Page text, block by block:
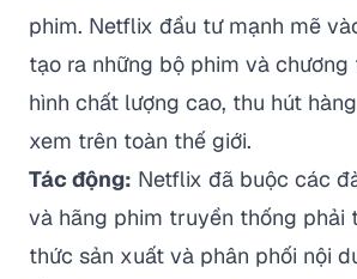
phim. Netflix đầu tư mạnh mẽ
tạo ra những bộ phim và
hình chất lượng cao, thu hút
xem trên toàn thế giới.
Tác động: Netflix đã buộc các
và hãng phim truyền thống phải
thức sản xuất và phân phối nội